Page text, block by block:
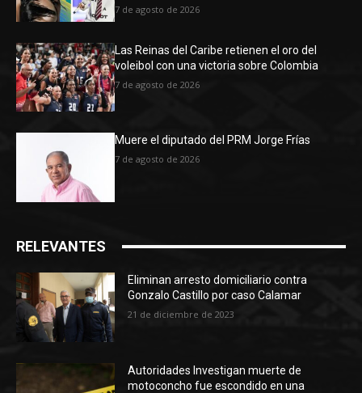
7 de agosto de 2026
Las Reinas del Caribe retienen el oro del
voleibol con una victoria sobre Colombia
7 de agosto de 2026
Muere el diputado del PRM Jorge Frías
7 de agosto de 2026
RELEVANTES
Eliminan arresto domiciliario contra
Gonzalo Castillo por caso Calamar
21 de diciembre de 2023
Autoridades Investigan muerte de
motoconcho fue escondido en una